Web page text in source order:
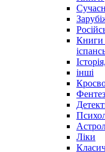
Книги
інші
Ліки